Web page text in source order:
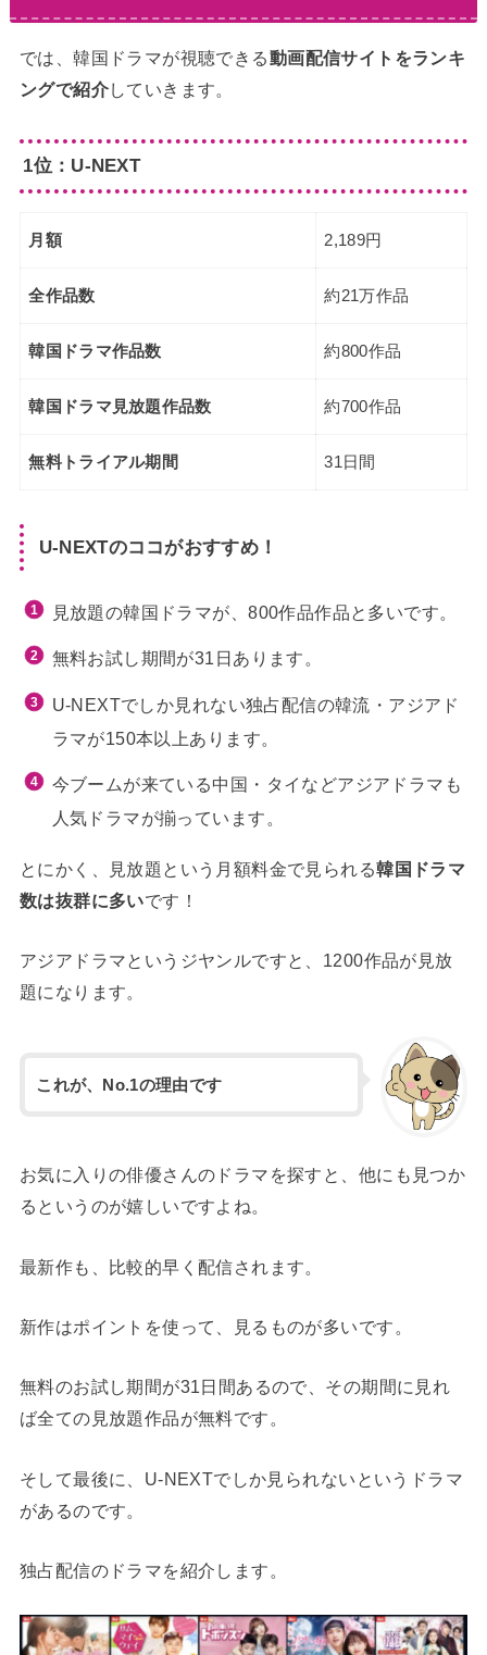
では、韓国ドラマが視聴できる動画配信サイトをランキ
ングで紹介していきます。
1位：U-NEXT
月額 2,189円
全作品数 約21万作品
韓国ドラマ作品数 約800作品
韓国ドラマ見放題作品数 約700作品
無料トライアル期間 31日間
U-NEXTのココがおすすめ！
見放題の韓国ドラマが、800作品作品と多いです。
無料お試し期間が31日あります。
U-NEXTでしか見れない独占配信の韓流・アジアド
ラマが150本以上あります。
今ブームが来ている中国・タイなどアジアドラマも
人気ドラマが揃っています。
とにかく、見放題という月額料金で見られる韓国ドラマ
数は抜群に多いです！
アジアドラマというジヤンルですと、1200作品が見放
題になります。
これが、No.1の理由です
お気に入りの俳優さんのドラマを探すと、他にも見つか
るというのが嬉しいですよね。
最新作も、比較的早く配信されます。
新作はポイントを使って、見るものが多いです。
無料のお試し期間が31日間あるので、その期間に見れ
ば全ての見放題作品が無料です。
そして最後に、U-NEXTでしか見られないというドラマ
があるのです。
独占配信のドラマを紹介します。